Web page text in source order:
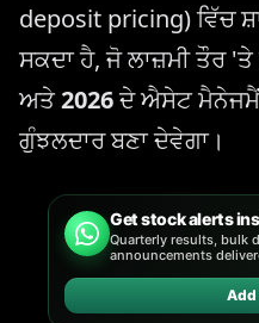
deposit pricing) ਵਿੱਚ
ਸਕਦਾ ਹੈ, ਜੋ ਲਾਜ਼ਮੀ ਤੌਰ
ਅਤੇ2026ਦੇ ਐਸੇਟ
ਗੁੰਝਲਦਾਰ ਬਣਾ ਦੇਵੇਗਾ।
Get stock alerts
Quarterly results, bulk
announcements
Add